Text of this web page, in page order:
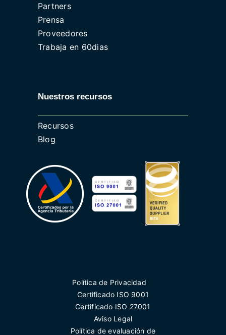
Partners
Prensa
Proveedores
Trabaja en 60dias
Nuestros recursos
Recursos
Blog
Política de Privacidad
Certificado ISO 9001
Certificado ISO 27001
Aviso Legal
Política de evaluación de